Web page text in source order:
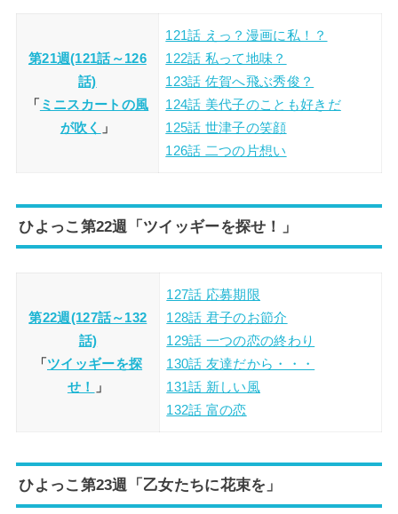
第21週(121話～126
話)
「 ミニスカートの風
が吹く
」
121話 えっ？漫画に私！？
122話 私って地味？
123話 佐賀へ飛ぶ秀俊？
124話 美代子のことも好きだ
125話 世津子の笑顔
126話 二つの片想い
ひよっこ第22週「ツイッギーを探せ！」
第22週(127話～132
話)
「 ツイッギーを探
せ！
」
127話 応募期限
128話 君子のお節介
129話 一つの恋の終わり
130話 友達だから・・・
131話 新しい風
132話 富の恋
ひよっこ第23週「乙女たちに花束を」